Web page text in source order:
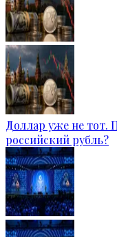
Доллар уже не тот.
российский рубль?